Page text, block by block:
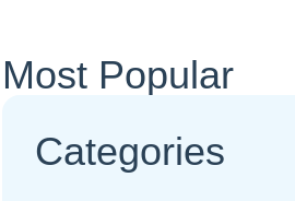
Most Popular
Categories